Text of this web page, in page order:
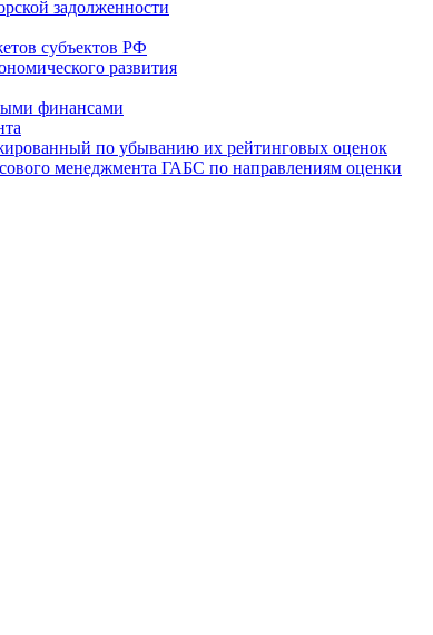
задолженности
субъектов РФ
развития
финансами
по убыванию их рейтинговых оценок
менеджмента ГАБС по направлениям оценки